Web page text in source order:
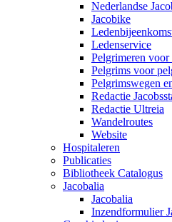
Nederlandse
Jacobike
Ledenservice
Pelgrimeren voor
Pelgrims voor
Pelgrimswegen
Redactie
Redactie Ultreia
Wandelroutes
Website
Hospitaleren
Publicaties
Bibliotheek Catalogus
Jacobalia
Jacobalia
Inzendformulier